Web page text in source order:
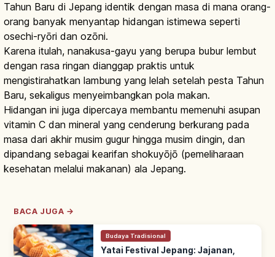
Tahun Baru di Jepang identik dengan masa di mana orang-
orang banyak menyantap hidangan istimewa seperti
osechi-ryōri dan ozōni.
Karena itulah, nanakusa-gayu yang berupa bubur lembut
dengan rasa ringan dianggap praktis untuk
mengistirahatkan lambung yang lelah setelah pesta Tahun
Baru, sekaligus menyeimbangkan pola makan.
Hidangan ini juga dipercaya membantu memenuhi asupan
vitamin C dan mineral yang cenderung berkurang pada
masa dari akhir musim gugur hingga musim dingin, dan
dipandang sebagai kearifan shokuyōjō (pemeliharaan
kesehatan melalui makanan) ala Jepang.
BACA JUGA →
Budaya Tradisional
Yatai Festival Jepang: Jajanan,